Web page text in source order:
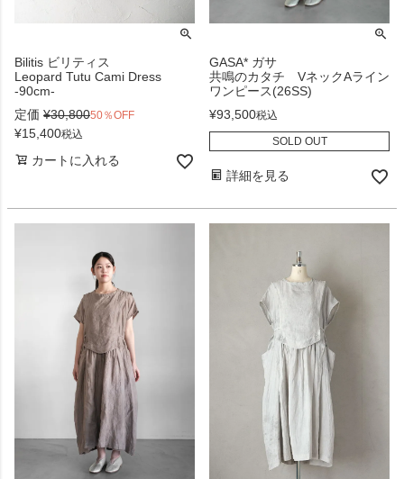
Bilitis ビリティス
Leopard Tutu Cami Dress
-90cm-
定価 ¥30,80050％OFF
¥15,400税込
カートに入れる
GASA* ガサ
共鳴のカタチ VネックAライン
ワンピース(26SS)
¥93,500税込
SOLD OUT
詳細を見る